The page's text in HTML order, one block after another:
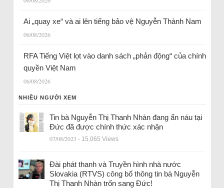
Ai „quay xe“ và ai lên tiếng bảo vệ Nguyễn Thành Nam
06/08/2026
RFA Tiếng Việt lọt vào danh sách „phản động“ của chính
quyền Việt Nam
06/08/2026
NHIỀU NGƯỜI XEM
Tin bà Nguyễn Thị Thanh Nhàn đang ẩn náu tại
Đức đã được chính thức xác nhận
07/08/2023 - 15.065 Views
Đài phát thanh và Truyền hình nhà nước
Slovakia (RTVS) công bố thông tin bà Nguyễn
Thị Thanh Nhàn trốn sang Đức!